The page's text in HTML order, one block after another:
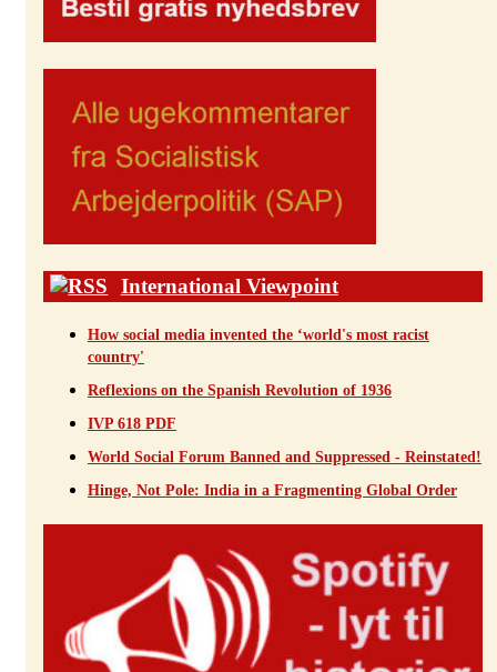
International Viewpoint
How social media invented the ‘world's most racist
country'
Reflexions on the Spanish Revolution of 1936
IVP 618 PDF
World Social Forum Banned and Suppressed - Reinstated!
Hinge, Not Pole: India in a Fragmenting Global Order